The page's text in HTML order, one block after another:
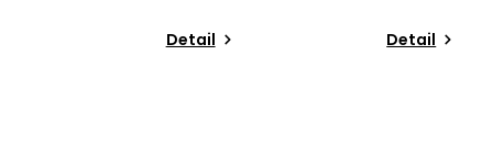
Detail Detail